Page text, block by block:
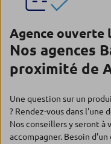
Agence ouverte
Nos agences
proximité de
Une question sur un
? Rendez-vous dans l'une
Nos conseillers y seront
accompagner. Besoin